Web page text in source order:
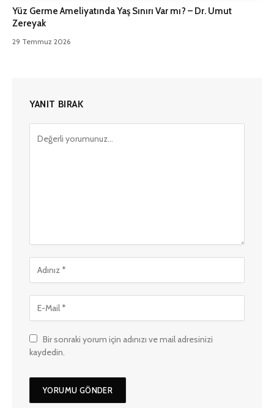
Yüz Germe Ameliyatında Yaş Sınırı Var mı? – Dr. Umut
Zereyak
29 Temmuz 2026
YANIT BIRAK
Bir sonraki yorum için adınızı ve mail adresinizi
kaydedin.